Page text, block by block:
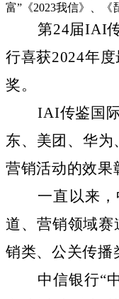
富”《2023我信》、《
第24届IAI
行喜获2024年度
奖。
IAI传鉴国
东、美团、华
营销活动的效果
一直以来
道、营销领域赛
销类、公关传播
中信银行“